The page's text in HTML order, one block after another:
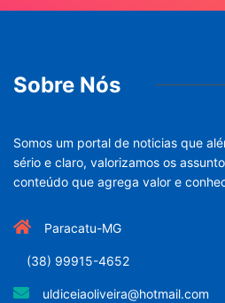
Sobre Nós
Somos um portal de noticias que
sério e claro, valorizamos os
conteúdo que agrega valor e
Paracatu-MG
(38) 99915-4652
uldiceiaoliveira@hotmail.com